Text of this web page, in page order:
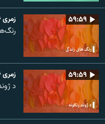
۵۹:۵۹ زمری ۱۶, ۱۴۰۵
۵۹:۵۹ زمری ۱۶, ۱۴۰۵
د